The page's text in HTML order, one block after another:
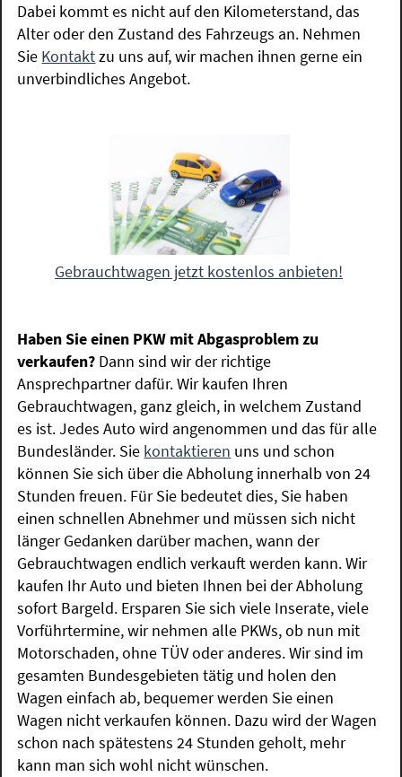
Dabei kommt es nicht auf den Kilometerstand, das
Alter oder den Zustand des Fahrzeugs an. Nehmen
Sie Kontaktzu uns auf, wir machen ihnen gerne ein
unverbindliches Angebot.
Gebrauchtwagen jetzt kostenlos anbieten!
Haben Sie einen PKW mit Abgasproblem zu
verkaufen? Dann sind wir der richtige
Ansprechpartner dafür. Wir kaufen Ihren
Gebrauchtwagen, ganz gleich, in welchem Zustand
es ist. Jedes Auto wird angenommen und das für alle
Bundesländer. Sie kontaktieren uns und schon
können Sie sich über die Abholung innerhalb von 24
Stunden freuen. Für Sie bedeutet dies, Sie haben
einen schnellen Abnehmer und müssen sich nicht
länger Gedanken darüber machen, wann der
Gebrauchtwagen endlich verkauft werden kann. Wir
kaufen Ihr Auto und bieten Ihnen bei der Abholung
sofort Bargeld. Ersparen Sie sich viele Inserate, viele
Vorführtermine, wir nehmen alle PKWs, ob nun mit
Motorschaden, ohne TÜV oder anderes. Wir sind im
gesamten Bundesgebieten tätig und holen den
Wagen einfach ab, bequemer werden Sie einen
Wagen nicht verkaufen können. Dazu wird der Wagen
schon nach spätestens 24 Stunden geholt, mehr
kann man sich wohl nicht wünschen.